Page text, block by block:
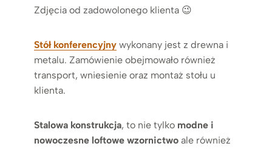
Zdjęcia od zadowolonego klienta 😉
Stół konferencyjny wykonany jest z drewna i
metalu. Zamówienie obejmowało również
transport, wniesienie oraz montaż stołu u
klienta.
Stalowa konstrukcja, to nie tylko modne i
nowoczesne loftowe wzornictwo ale również